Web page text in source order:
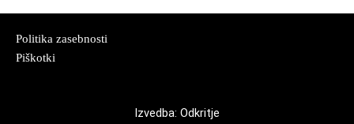
Politika zasebnosti
Piškotki
Izvedba: Odkritje